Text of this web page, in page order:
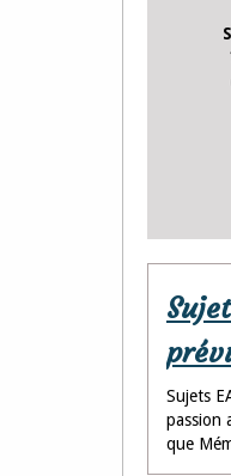
Sujets
passion
que